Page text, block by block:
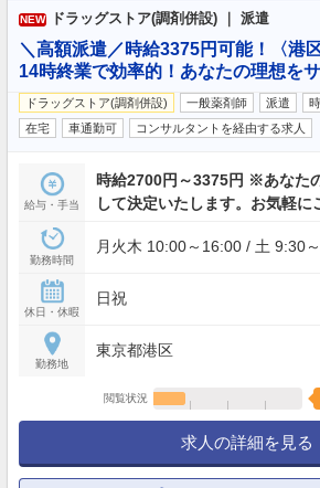
NEW ドラッグストア(調剤併設) ｜ 派遣
＼高額派遣／時給3375円可能！〈港
14時終業で効率的！あなたの理想を
ドラッグストア(調剤併設) 一般薬剤師 派遣
在宅
車通勤可 コンサルタントを経由する求人
給与・手当
時給2700円～3375円 ※あなた
して決定いたします。お気軽に
勤務時間
月火木 10:00～16:00 / 土 9:30
休日・休暇
日祝
勤務地
東京都港区
閲覧状況
求人の詳細を見る